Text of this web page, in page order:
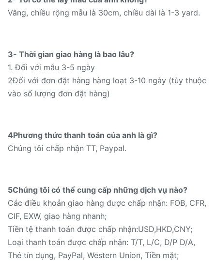
Vâng, chiều rộng mẫu là 30cm, chiều dài là 1-3 yard.
3- Thời gian giao hàng là bao lâu?
1. Đối với mẫu 3-5 ngày
2Đối với đơn đặt hàng hàng loạt 3-10 ngày (tùy thuộc
vào số lượng đơn đặt hàng)
4Phương thức thanh toán của anh là gì?
Chúng tôi chấp nhận TT, Paypal.
5Chúng tôi có thể cung cấp những dịch vụ nào?
Các điều khoản giao hàng được chấp nhận: FOB, CFR,
CIF, EXW, giao hàng nhanh;
Tiền tệ thanh toán được chấp nhận:USD,HKD,CNY;
Loại thanh toán được chấp nhận: T/T, L/C, D/P D/A,
Thẻ tín dụng, PayPal, Western Union, Tiền mặt;